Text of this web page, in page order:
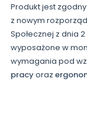
Produkt jest
z nowym
Społecznej z dnia
wyposażone w
wymagania pod
pracyoraz